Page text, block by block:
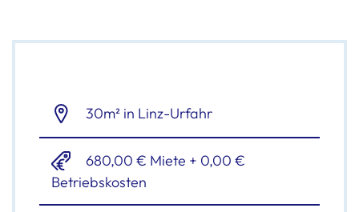
30m² in Linz-Urfahr
680,00 € Miete + 0,00 €
Betriebskosten